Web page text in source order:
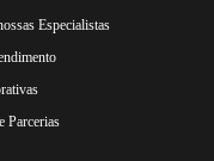
Especialistas
Parcerias